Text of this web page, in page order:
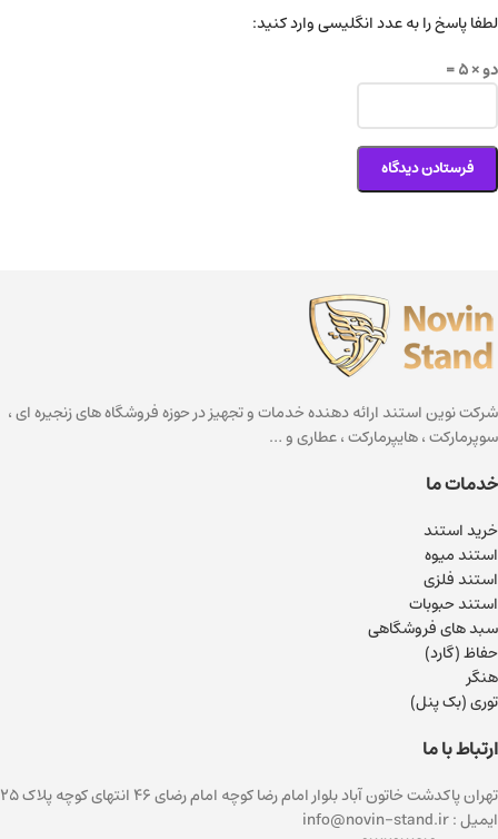
لطفا پاسخ را به عدد انگلیسی وارد کنید:
دو × 5 =
شرکت نوین استند ارائه دهنده خدمات و تجهیز در حوزه فروشگاه های زنجیره ای ،
سوپرمارکت ، هایپرمارکت ، عطاری و …
خدمات ما
خرید استند
استند میوه
استند فلزی
استند حبوبات
سبد های فروشگاهی
حفاظ (گارد)
هنگر
توری (بک پنل)
ارتباط با ما
تهران پاکدشت خاتون آباد بلوار امام رضا کوچه امام رضای ۴۶ انتهای کوچه پلاک ۲۵
ایمیل : info@novin-stand.ir